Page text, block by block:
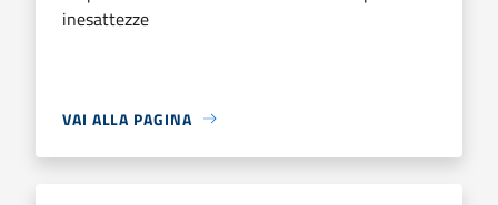
inesattezze
VAI ALLA PAGINA